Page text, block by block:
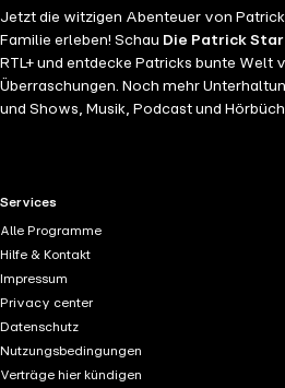
Jetzt die witzigen Abenteuer von
Familie erleben! Schau Die Patrick
RTL+ und entdecke Patricks bunte Welt
Überraschungen. Noch mehr
und Shows, Musik, Podcast und
RTL+ useful links.
Services
Alle Programme
Hilfe & Kontakt
Impressum
Privacy center
Datenschutz
Nutzungsbedingungen
Verträge hier kündigen